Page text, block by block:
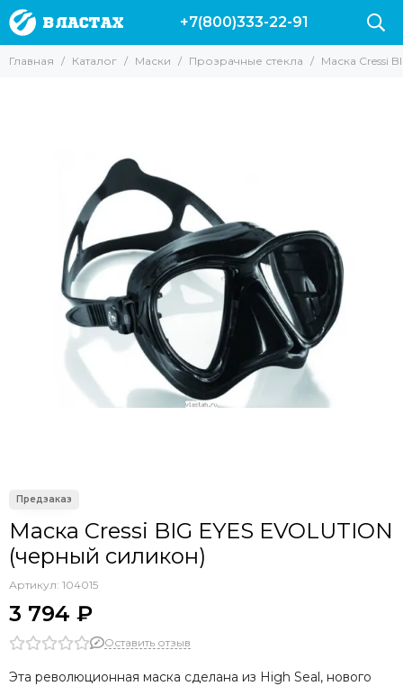
Маски
Маски с трубкой
Прозрачные стекла
Маски без рамки
С креплением для GoPro
С моностеклом
С двумя стеклами
Просветленные стекла
+7(800)333-22-91
Главная Каталог Маски Прозрачные стекла Маска Cressi
Маска Cressi BIG EYES EVOLUTION
(черный силикон)
Артикул: 104015
3 794 ₽
Оставить отзыв
Эта революционная маска сделана из High Seal, нового